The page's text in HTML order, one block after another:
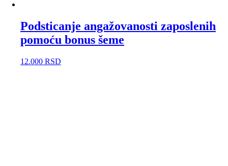
Podsticanje angažovanosti zaposlenih
pomoću bonus šeme
12.000 RSD